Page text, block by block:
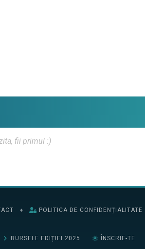
fii primul :)
♦ POLITICA DE CONFIDENȚIALITATE
BURSELE EDIȚIEI 2025 ÎNSCRIE-TE